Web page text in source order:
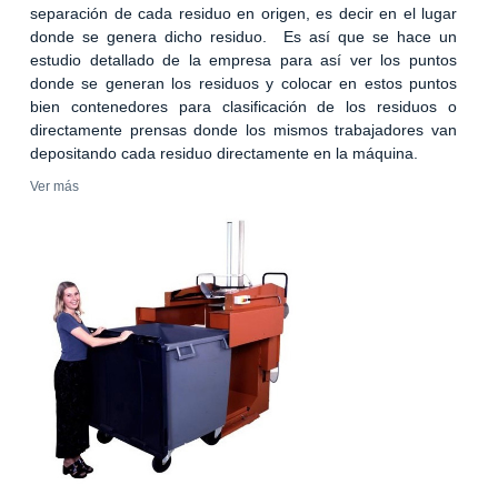
separación de cada residuo en origen, es decir en el lugar
donde se genera dicho residuo. Es así que se hace un
estudio detallado de la empresa para así ver los puntos
donde se generan los residuos y colocar en estos puntos
bien contenedores para clasificación de los residuos o
directamente prensas donde los mismos trabajadores van
depositando cada residuo directamente en la máquina.
Ver más